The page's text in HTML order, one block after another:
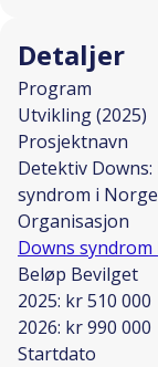
Detaljer
Program
Utvikling (2025)
Prosjektnavn
Detektiv
syndrom i
Organisasjon
Downs
Beløp Bevilget
2025: kr 510 000
2026: kr 990 000
Startdato